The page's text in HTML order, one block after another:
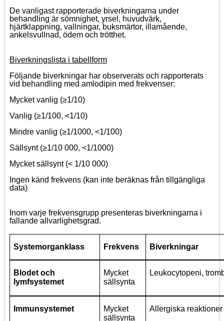
De vanligast rapporterade biverkningarna under
behandling är sömnighet, yrsel, huvudvärk,
hjärtklappning, vallningar, buksmärtor, illamående,
ankelsvullnad, ödem och trötthet.
Biverkningslista i tabellform
Följande biverkningar har observerats och rapporterats
vid behandling med amlodipin med frekvenser:
Mycket vanlig (≥1/10)
Vanlig (≥1/100, <1/10)
Mindre vanlig (≥1/1000, <1/100)
Sällsynt (≥1/10 000, <1/1000)
Mycket sällsynt (< 1/10 000)
Ingen känd frekvens (kan inte beräknas från tillgängliga
data)
Inom varje frekvensgrupp presenteras biverkningarna i
fallande allvarlighetsgrad.
Systemorganklass Frekvens Biverkningar
Blodet och
lymfsystemet
Mycket
sällsynta
Leukocytopeni,
Immunsystemet
Mycket
sällsynta
Allergiska reaktioner